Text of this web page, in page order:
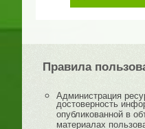
Правила
Администрация
достоверность
опубликованной в
материалах